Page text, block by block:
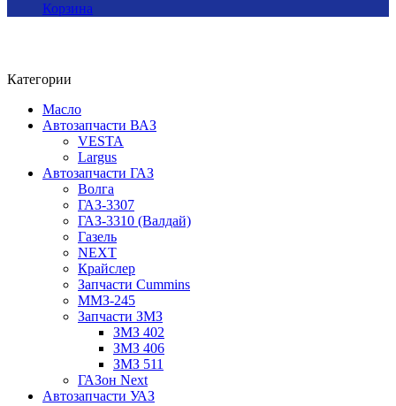
Корзина
Категории
Масло
Автозапчасти ВАЗ
VESTA
Largus
Автозапчасти ГАЗ
Волга
ГАЗ-3307
ГАЗ-3310 (Валдай)
Газель
NEXT
Крайслер
Запчасти Cummins
ММЗ-245
Запчасти ЗМЗ
ЗМЗ 402
ЗМЗ 406
ЗМЗ 511
ГАЗон Next
Автозапчасти УАЗ